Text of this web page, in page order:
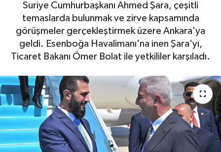
Suriye Cumhurbaşkanı Ahmed Şara, çeşitli
temaslarda bulunmak ve zirve kapsamında
görüşmeler gerçekleştirmek üzere Ankara'ya
geldi. Esenboğa Havalimanı'na inen Şara'yı,
Ticaret Bakanı Ömer Bolat ile yetkililer karşıladı.
Resmi İlanlar
Sağlık
Spor
Teknoloji
Yaşam